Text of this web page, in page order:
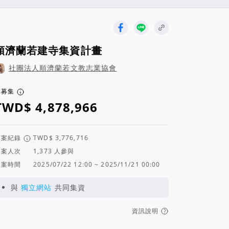
濟蘭若建寺集資計畫
社團法人順濟蘭若文教志業協會
集
紀錄
人次
人參與
時間
2025/07/22 12:00 ~ 2025/11/21 00:00
與 獨立網站 共同集資
資訊說明